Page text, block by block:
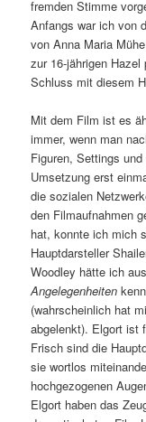
fremden Stimme
Anfangs war ich von
von Anna Maria
zur 16-jährigen
Schluss mit diesem
Mit dem Film ist es
immer, wenn man
Figuren, Settings
Umsetzung erst
die sozialen
den Filmaufnahmen
hat, konnte ich mich
Hauptdarsteller
Woodley hätte ich aus
Angelegenheiten
(wahrscheinlich hat
abgelenkt). Elgort ist
Frisch sind die
sie wortlos
hochgezogenen
Elgort haben das